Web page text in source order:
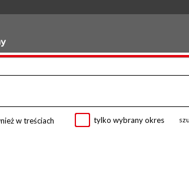
w treściach tylko wybrany okres